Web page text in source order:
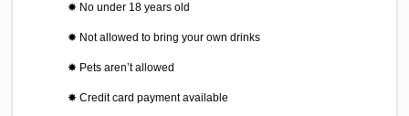
✸ No under 18 years old
✸ Not allowed to bring your own drinks
✸ Pets aren’t allowed
✸ Credit card payment available